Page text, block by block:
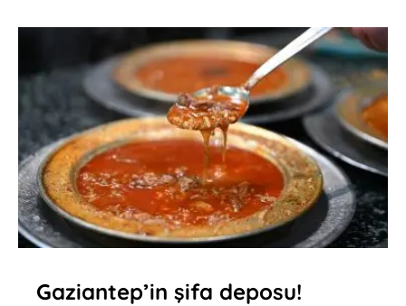
Gaziantep’in şifa deposu!